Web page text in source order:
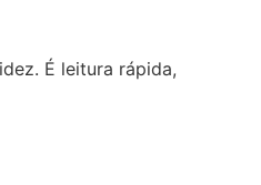
É leitura rápida,